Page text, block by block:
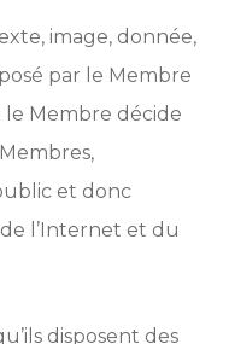
image, donnée,
par le Membre
le Membre décide
et donc
l’Internet et du
disposent des